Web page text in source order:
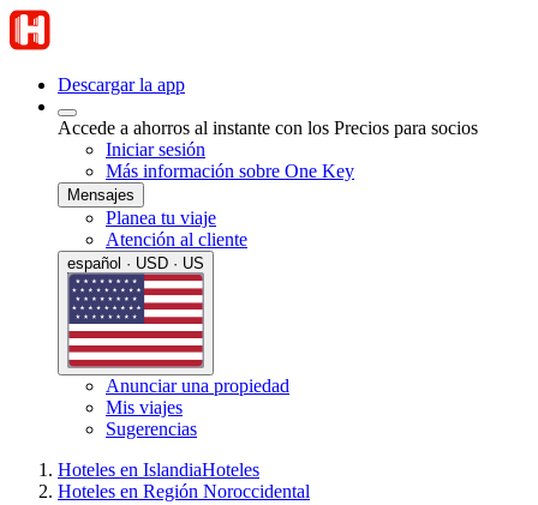
Descargar la app
Accede a ahorros al instante con los Precios para socios
Iniciar sesión
Más información sobre One Key
Mensajes
Planea tu viaje
Atención al cliente
español · USD · US
Anunciar una propiedad
Mis viajes
Sugerencias
Hoteles en IslandiaHoteles
Hoteles en Región Noroccidental